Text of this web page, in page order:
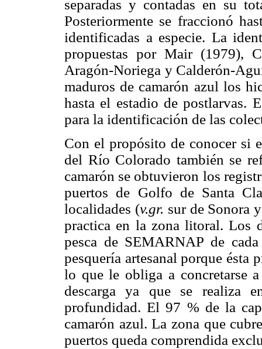
separadas y contadas en su
Posteriormente se fraccionó
identificadas a especie. La
propuestas por Mair (1979),
Aragón-Noriega y Calderón-
maduros de camarón azul los
hasta el estadio de postlarvas.
para la identificación de las
Con el propósito de conocer si
del Río Colorado también se
camarón se obtuvieron los
puertos de Golfo de Santa
localidades (v.gr. sur de Sonora
practica en la zona litoral. Los
pesca de SEMARNAP de
pesquería artesanal porque ésta
lo que le obliga a concretarse
descarga ya que se realiza
profundidad. El 97 % de la
camarón azul. La zona que
puertos queda comprendida